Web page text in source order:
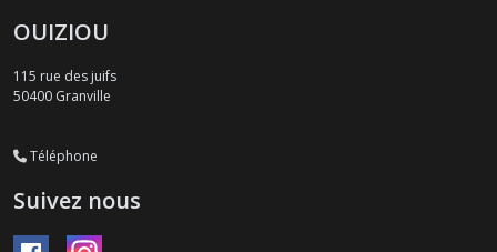
OUIZIOU
115 rue des juifs
50400 Granville
Téléphone
Suivez nous